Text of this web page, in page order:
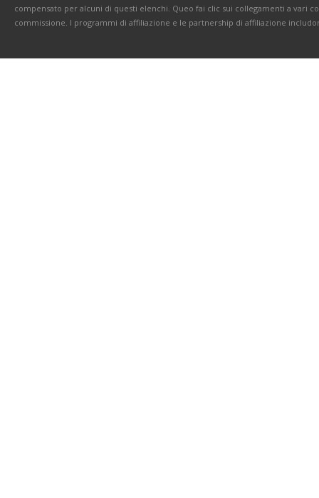
compensato per alcuni di questi elenchi. Queo fai clic sui collegamenti a vari
commissione. I programmi di affiliazione e le partnership di affiliazione